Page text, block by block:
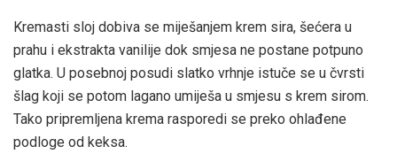
Kremasti sloj dobiva se miješanjem krem sira, šećera u
prahu i ekstrakta vanilije dok smjesa ne postane potpuno
glatka. U posebnoj posudi slatko vrhnje istuče se u čvrsti
šlag koji se potom lagano umiješa u smjesu s krem sirom.
Tako pripremljena krema rasporedi se preko ohlađene
podloge od keksa.